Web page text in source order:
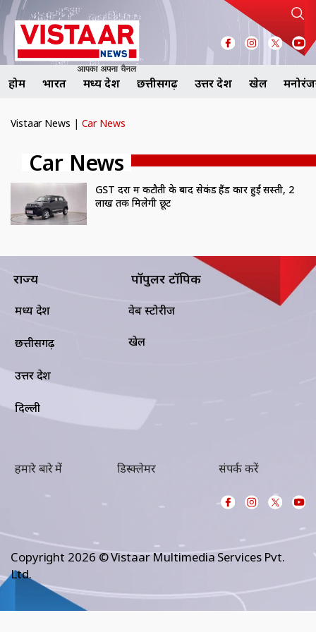
होम भारत मध्य प्रदेश छत्तीसगढ़ उत्तर प्रदेश खेल
Vistaar News | Car News
Car News
GST दरों में कटौती के बाद सेकंड हैंड कारें हुईं सस्ती, 2
लाख तक मिलेगी छूट
राज्य
मध्य प्रदेश
छत्तीसगढ़
उत्तर प्रदेश
दिल्ली
पॉपुलर टॉपिक
वेब स्टोरीज
खेल
हमारे बारे में डिस्क्लेमर संपर्क करें
Copyright 2026 © Vistaar Multimedia Services Pvt.
Ltd.